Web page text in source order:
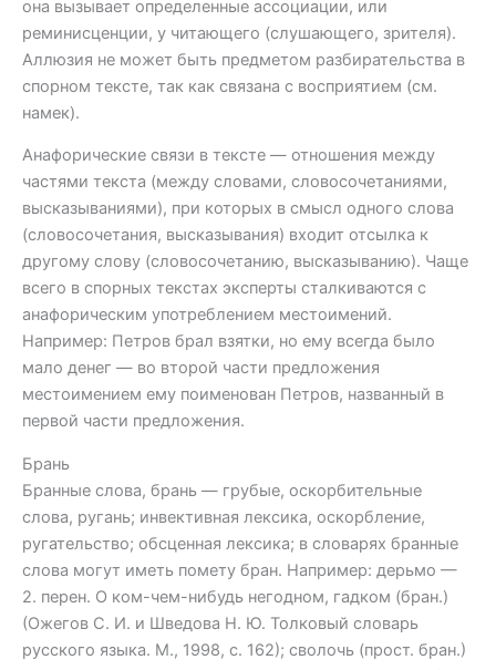
она вызывает определенные ассоциации, или
реминисценции, у читающего (слушающего, зрителя).
Аллюзия не может быть предметом разбирательства в
спорном тексте, так как связана с восприятием (см.
намек).
Анафорические связи в тексте — отношения между
частями текста (между словами, словосочетаниями,
высказываниями), при которых в смысл одного слова
(словосочетания, высказывания) входит отсылка к
другому слову (словосочетанию, высказыванию). Чаще
всего в спорных текстах эксперты сталкиваются с
анафорическим употреблением местоимений.
Например: Петров брал взятки, но ему всегда было
мало денег — во второй части предложения
местоимением ему поименован Петров, названный в
первой части предложения.
Брань
Бранные слова, брань — грубые, оскорбительные
слова, ругань; инвективная лексика, оскорбление,
ругательство; обсценная лексика; в словарях бранные
слова могут иметь помету бран. Например: дерьмо —
2. перен. О ком-чем-нибудь негодном, гадком (бран.)
(Ожегов С. И. и Шведова Н. Ю. Толковый словарь
русского языка. М., 1998, с. 162); сволочь (прост. бран.)